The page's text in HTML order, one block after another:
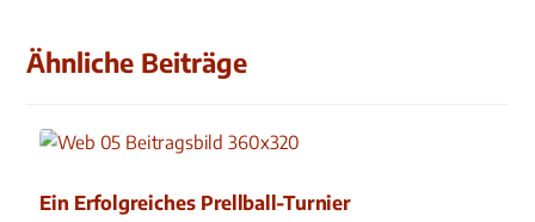
Ähnliche Beiträge
Ein Erfolgreiches Prellball-Turnier